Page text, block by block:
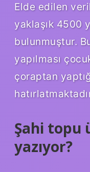
Elde edilen
yaklaşık 4500
bulunmuştur.
yapılması
çoraptan
Şahi topu
yazıyor?